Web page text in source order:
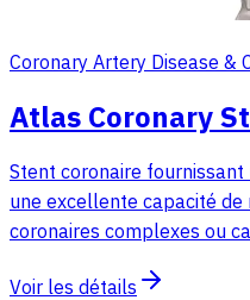
Coronary Artery Disease &
Atlas Coronary
Stent coronaire
une excellente capacité de
coronaires complexes ou
Voir les détails